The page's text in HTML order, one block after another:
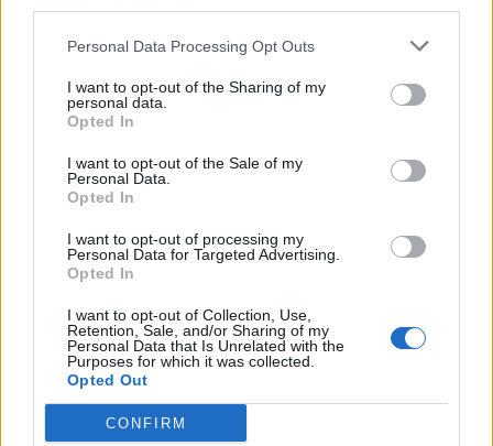
Personal Data Processing Opt Outs
I want to opt-out of the Sharing of my
personal data.
Opted In
I want to opt-out of the Sale of my
Personal Data.
Opted In
I want to opt-out of processing my
Personal Data for Targeted Advertising.
Opted In
I want to opt-out of Collection, Use,
Retention, Sale, and/or Sharing of my
Personal Data that Is Unrelated with the
Purposes for which it was collected.
Opted Out
CONFIRM
PNȚCD (Pavelescu)
PNCR (Terheș)
Partidul Patrioților (Surugiu)
FAR (Coarnă)
România pe Primul Loc (Ponta)
Arată rezultatele
Arhiva sondajelor